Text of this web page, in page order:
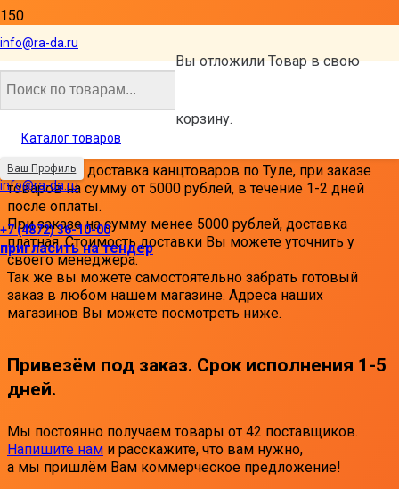
info@ra-da.ru
Вы отложилиТоварв свою
корзину.
Каталог товаров
Ваш Профиль
info@ra-da.ru
+7 (4872) 36-10-00
пригласить на тендер
Бесплатная доставка
канцтоваров прямо в Ваш
Бесплатная доставка канцтоваров по Туле, при заказе
товаров на сумму от 5000 рублей, в течение 1-2 дней
после оплаты.
При заказе на сумму менее 5000 рублей, доставка
платная. Стоимость доставки Вы можете уточнить у
своего менеджера.
Так же вы можете самостоятельно забрать готовый
заказ в любом нашем магазине. Адреса наших
магазинов Вы можете посмотреть ниже.
Привезём под заказ. Срок исполнения 1-5
дней.
Мы постоянно получаем товары от 42 поставщиков.
Напишите нам и расскажите, что вам нужно,
а мы пришлём Вам коммерческое предложение!